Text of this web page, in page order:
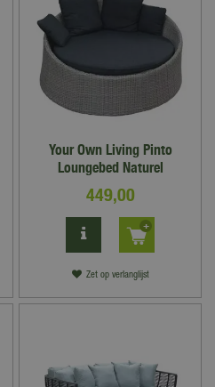
Your Own Living Pinto
Loungebed Naturel
449,00
Zet op verlanglijst